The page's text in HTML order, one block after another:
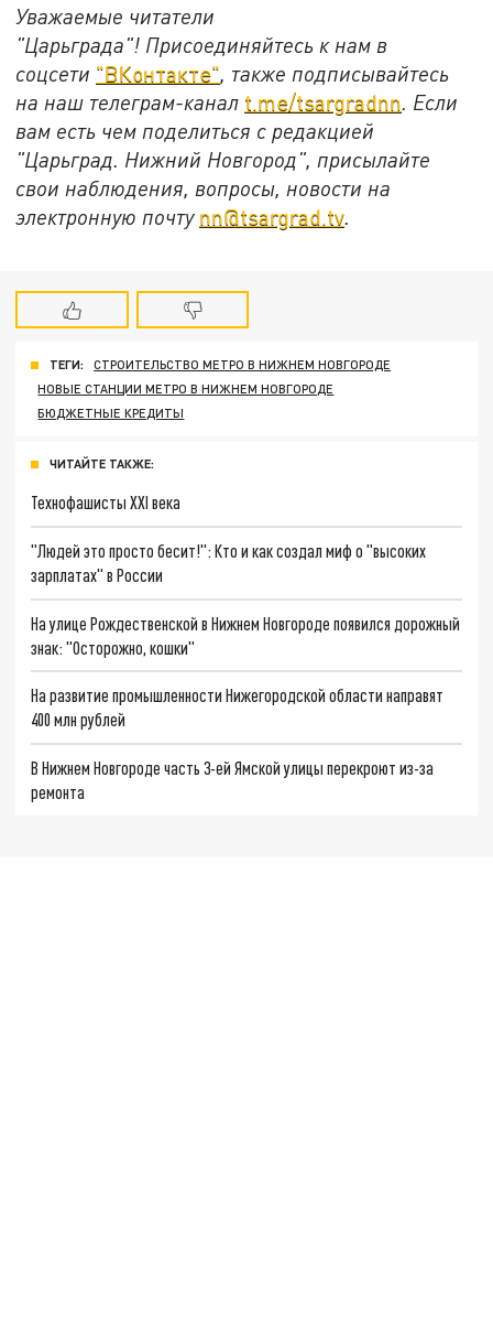
Уважаемые читатели
"Царьграда"! Присоединяйтесь к нам в
соцсети "ВКонтакте", также подписывайтесь
на наш телеграм-канал t.me/tsargradnn. Если
вам есть чем поделиться с редакцией
"Царьград. Нижний Новгород", присылайте
свои наблюдения, вопросы, новости на
электронную почту nn@tsargrad.tv.
ТЕГИ:
СТРОИТЕЛЬСТВО МЕТРО В НИЖНЕМ НОВГОРОДЕ
НОВЫЕ СТАНЦИИ МЕТРО В НИЖНЕМ НОВГОРОДЕ
БЮДЖЕТНЫЕ КРЕДИТЫ
ЧИТАЙТЕ ТАКЖЕ:
Технофашисты XXI века
"Людей это просто бесит!": Кто и как создал миф о "высоких
зарплатах" в России
На улице Рождественской в Нижнем Новгороде появился дорожный
знак: "Осторожно, кошки"
На развитие промышленности Нижегородской области направят
400 млн рублей
В Нижнем Новгороде часть 3-ей Ямской улицы перекроют из-за
ремонта